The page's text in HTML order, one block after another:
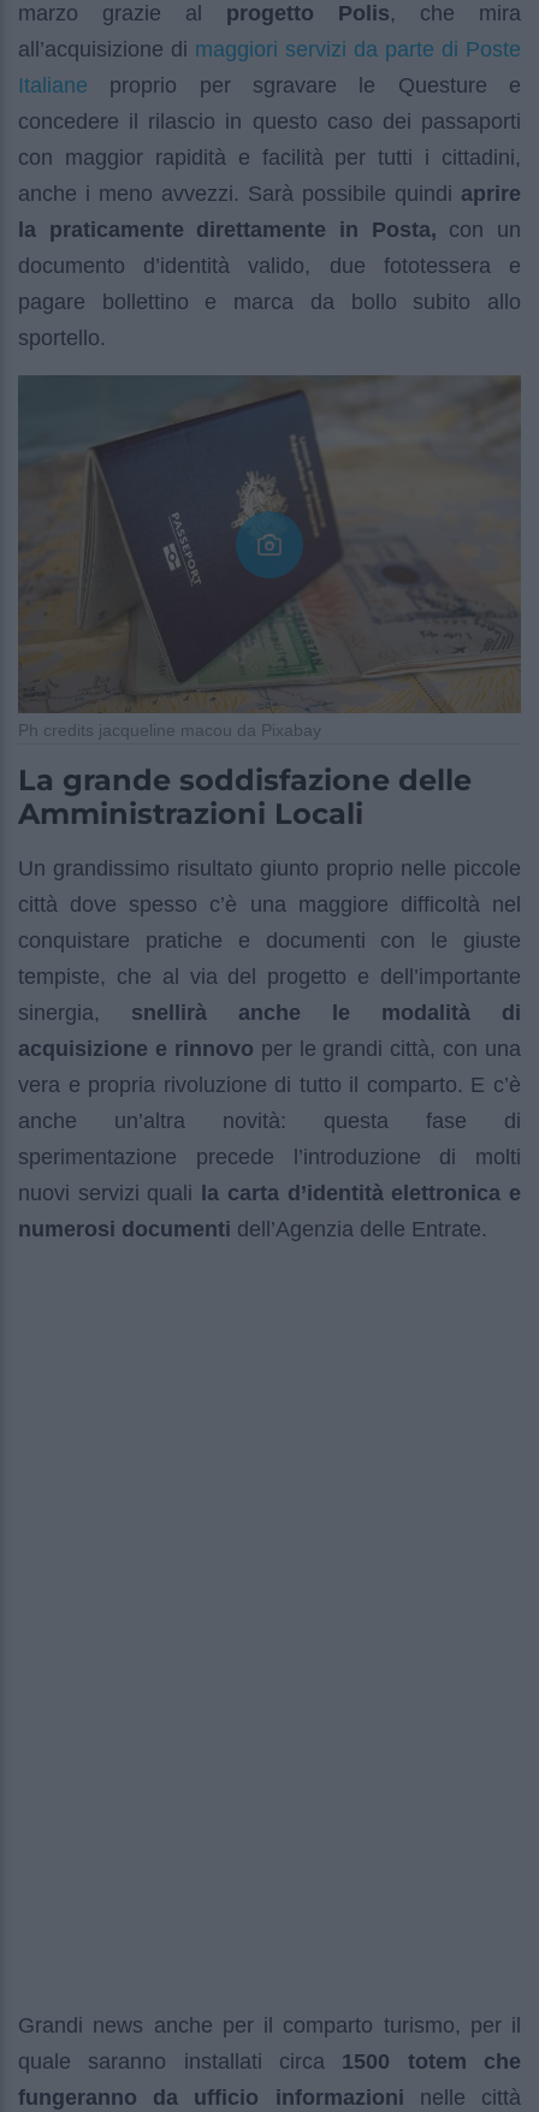
marzo grazie al
progetto Polis, che mira
all’acquisizione di maggiori servizi da parte di Poste
Italiane proprio per sgravare le Questure e
concedere il rilascio in questo caso dei passaporti
con maggior rapidità e facilità per tutti i cittadini,
anche i meno avvezzi. Sarà possibile quindi aprire
la praticamente direttamente in Posta, con un
documento d’identità valido, due fototessera e
pagare bollettino e marca da bollo subito allo
sportello.
Ph credits jacqueline macou da Pixabay
La grande soddisfazione delle
Amministrazioni Locali
Un grandissimo risultato giunto proprio nelle piccole
città dove spesso c’è una maggiore difficoltà nel
conquistare pratiche e documenti con le giuste
tempiste, che al via del progetto e dell’importante
sinergia, snellirà anche le modalità di
acquisizione e rinnovo per le grandi città, con una
vera e propria rivoluzione di tutto il comparto. E c’è
anche un’altra novità: questa fase di
sperimentazione precede l’introduzione di molti
nuovi servizi quali la carta d’identità elettronica e
numerosi documenti dell’Agenzia delle Entrate.
Grandi news anche per il comparto turismo, per il
quale saranno installati circa 1500 totem che
fungeranno da ufficio informazioni nelle città